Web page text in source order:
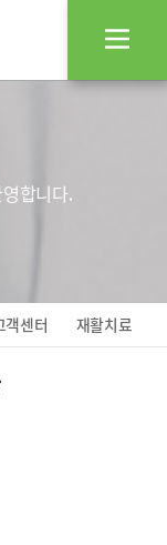
객센터 재활치료
합니다.